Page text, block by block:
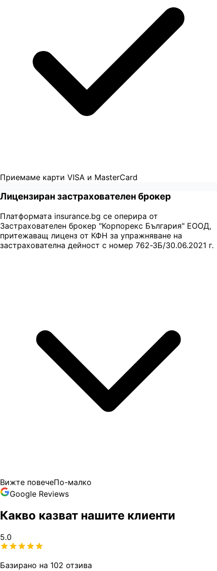
Приемаме карти VISA и MasterCard
Лицензиран застрахователен брокер
Платформата insurance.bg се оперира от
Застрахователен брокер "Корпорекс България" ЕООД,
притежаващ лиценз от КФН за упражняване на
застрахователна дейност с номер 762-ЗБ/30.06.2021 г.
Вижте повечеПо-малко
Google Reviews
Какво казват нашите клиенти
5.0
Базирано на 102 отзива